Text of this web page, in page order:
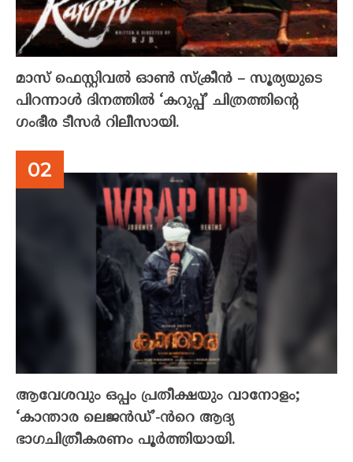
മാസ് ഫെസ്റ്റിവൽ ഓൺ സ്‌ക്രീൻ – സൂര്യയുടെ
പിറന്നാൾ ദിനത്തിൽ ‘കറുപ്പ്’ ചിത്രത്തിന്റെ
ഗംഭീര ടീസർ റിലീസായി.
ആവേശവും ഒപ്പം പ്രതീക്ഷയും വാനോളം;
‘കാന്താര ലെജൻഡ്’-ൻറെ ആദ്യ
ഭാഗചിത്രീകരണം പൂർത്തിയായി.